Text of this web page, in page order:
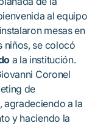
al equipo
mesas en
niños, se colocó
a la institución.
Coronel
de
agradeciendo a la
y haciendo la